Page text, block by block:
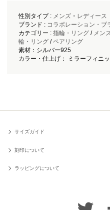
性別タイプ : メンズ・ レディース
ブランド : コラボレーション・ブ
カテゴリー : 指輪・リング/ メン
輪・リング/ペアリング
素材：シルバー925
カラー・仕上げ： ミラーフィニ
サイズガイド
刻印について
ラッピングについて